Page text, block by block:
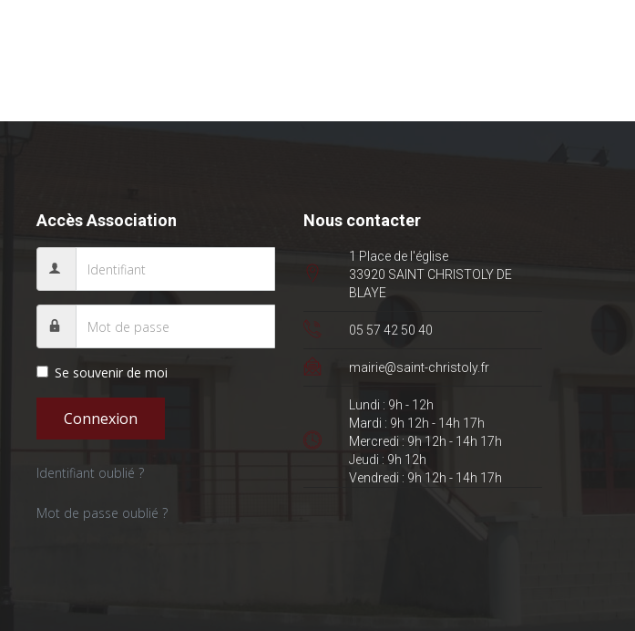
Accès Association
Se souvenir de moi
Connexion
Identifiant oublié ?
Mot de passe oublié ?
Nous contacter
1 Place de l'église
33920 SAINT CHRISTOLY DE
BLAYE
05 57 42 50 40
mairie@saint-christoly.fr
Lundi : 9h - 12h
Mardi : 9h 12h - 14h 17h
Mercredi : 9h 12h - 14h 17h
Jeudi : 9h 12h
Vendredi : 9h 12h - 14h 17h